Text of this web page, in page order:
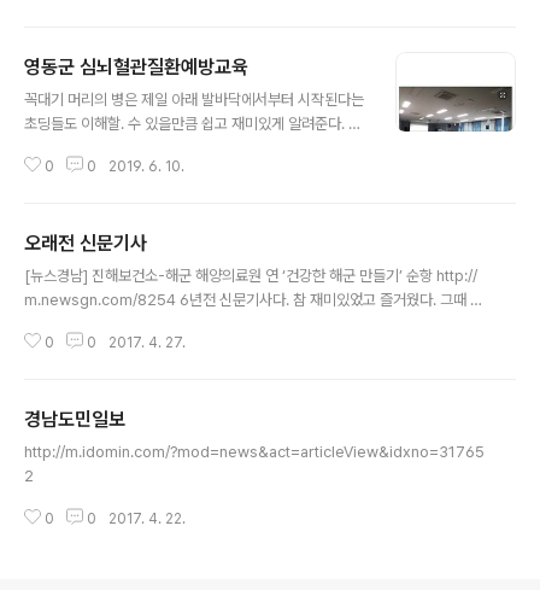
영동군 심뇌혈관질환예방교육
꼭대기 머리의 병은 제일 아래 발바닥에서부터 시작된다는
초딩들도 이해할. 수 있을만큼 쉽고 재미있게 알려준다. 앵
d=648654
0 0 2019. 6. 10.
오래전 신문기사
[뉴스경남] 진해보건소-해군 해양의료원 연 ‘건강한 해군 만들기’ 순항 http://
m.newsgn.com/8254 6년전 신문기사다. 참 재미있었고 즐거웠다. 그때 함
을 빕니다.
0 0 2017. 4. 27.
경남도민일보
http://m.idomin.com/?mod=news&act=articleView&idxno=31765
2
0 0 2017. 4. 22.